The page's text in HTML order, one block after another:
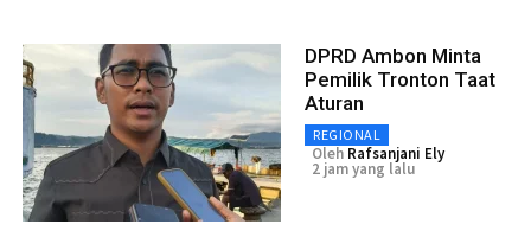
DPRD Ambon Minta
Pemilik Tronton Taat
Aturan
REGIONAL
Oleh Rafsanjani Ely
2 jam yang lalu